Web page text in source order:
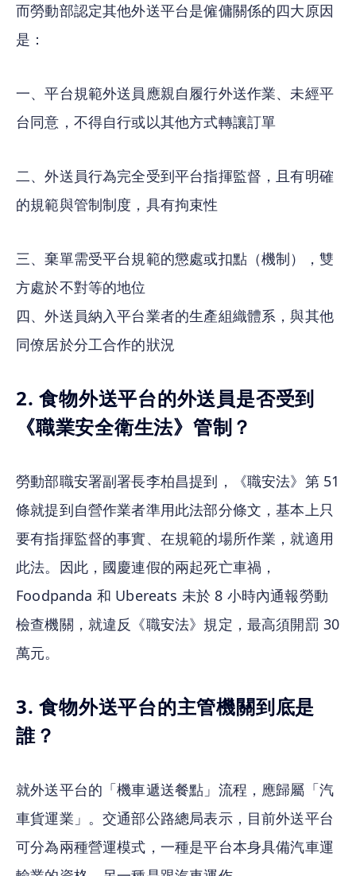
而勞動部認定其他外送平台是僱傭關係的四大原因
是：
一、平台規範外送員應親自履行外送作業、未經平
台同意，不得自行或以其他方式轉讓訂單
二、外送員行為完全受到平台指揮監督，且有明確
的規範與管制制度，具有拘束性
三、棄單需受平台規範的懲處或扣點（機制），雙
方處於不對等的地位
四、外送員納入平台業者的生產組織體系，與其他
同僚居於分工合作的狀況
2. 食物外送平台的外送員是否受到
《職業安全衛生法》管制？
勞動部職安署副署長李柏昌提到，《職安法》第 51
條就提到自營作業者準用此法部分條文，基本上只
要有指揮監督的事實、在規範的場所作業，就適用
此法。因此，國慶連假的兩起死亡車禍，
Foodpanda 和 Ubereats 未於 8 小時內通報勞動
檢查機關，就違反《職安法》規定，最高須開罰 30
萬元。
3. 食物外送平台的主管機關到底是
誰？
就外送平台的「機車遞送餐點」流程，應歸屬「汽
車貨運業」。交通部公路總局表示，目前外送平台
可分為兩種營運模式，一種是平台本身具備汽車運